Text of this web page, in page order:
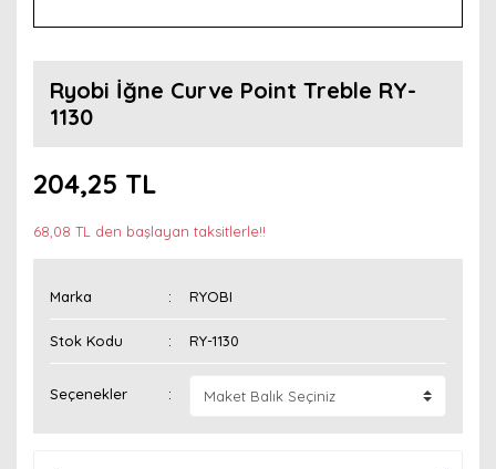
Ryobi İğne Curve Point Treble RY-
1130
204,25 TL
68,08 TL den başlayan taksitlerle!!
Marka RYOBI
Stok Kodu RY-1130
Seçenekler